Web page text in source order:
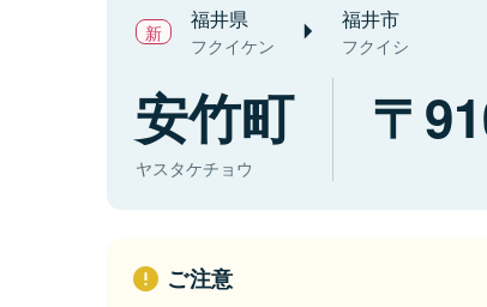
福井県
フクイケン
福井市
フクイシ
安竹町
ヤスタケチョウ
ご注意